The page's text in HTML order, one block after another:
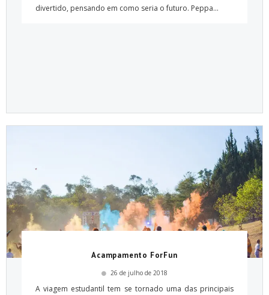
divertido, pensando em como seria o futuro. Peppa...
Acampamento ForFun
26 de julho de 2018
A viagem estudantil tem se tornado uma das principais